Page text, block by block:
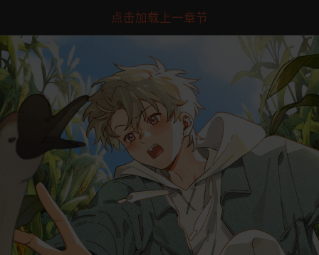
点击加载上一章节